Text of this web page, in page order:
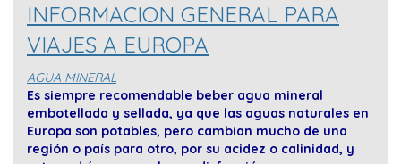
INFORMACION GENERAL PARA
VIAJES A EUROPA
AGUA MINERAL
Es siempre recomendable beber agua mineral
embotellada y sellada, ya que las aguas naturales en
Europa son potables, pero cambian mucho de una
región o país para otro, por su acidez o calinidad, y